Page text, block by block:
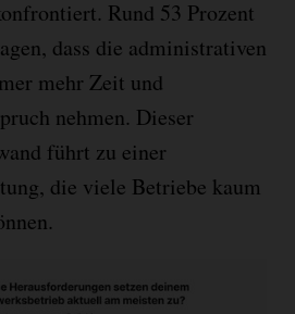
Rund 53 Prozent
dass die administrativen
mehr Zeit und
nehmen. Dieser
führt zu einer
die viele Betriebe kaum